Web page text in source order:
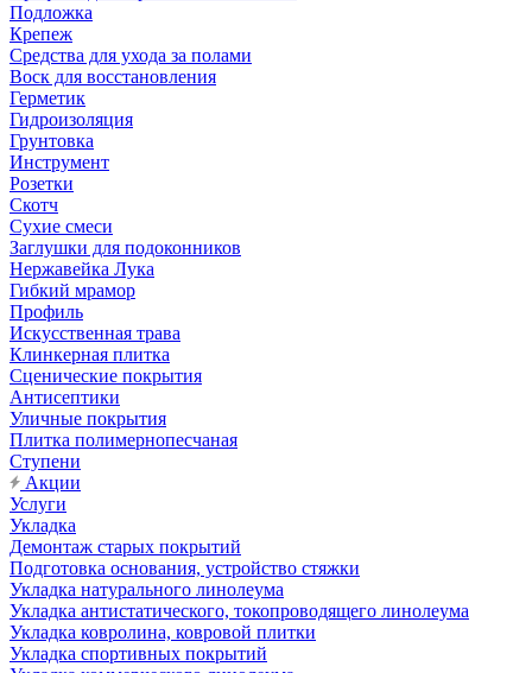
Подложка
Крепеж
Средства для ухода за полами
Воск для восстановления
Герметик
Гидроизоляция
Грунтовка
Инструмент
Розетки
Скотч
Сухие смеси
Заглушки для подоконников
Нержавейка Лука
Гибкий мрамор
Профиль
Искусственная трава
Клинкерная плитка
Сценические покрытия
Антисептики
Уличные покрытия
Плитка полимернопесчаная
Ступени
Акции
Услуги
Укладка
Демонтаж старых покрытий
Подготовка основания, устройство стяжки
Укладка натурального линолеума
Укладка антистатического, токопроводящего линолеума
Укладка ковролина, ковровой плитки
Укладка спортивных покрытий